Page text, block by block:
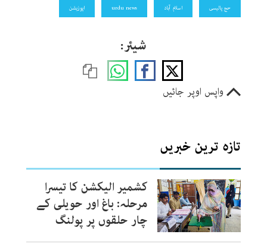
حج پالیسی اسلام آباد urdu news اپوزیشن
شیئر:
واپس اوپر جائیں
تازہ ترین خبریں
کشمیر الیکشن کا تیسرا
مرحلہ: باغ اور حویلی کے
چار حلقوں پر پولنگ